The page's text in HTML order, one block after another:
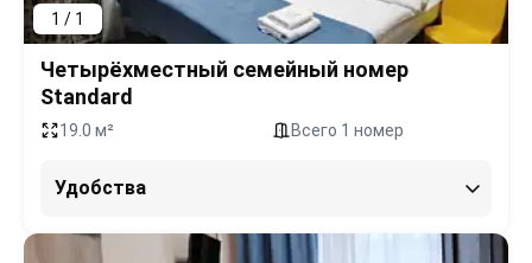
1 / 1
Четырёхместный семейный номер
Standard
19.0 м² Всего 1 номер
Удобства